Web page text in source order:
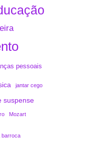
pessoais
jantar cego
suspense
Mozart
barroca